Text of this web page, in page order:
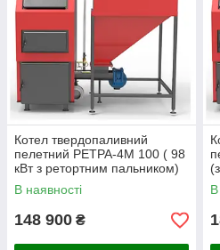
Котел твердопаливний
пелетний РЕТРА-4М 100 ( 98
кВт з ретортним пальником)
В наявності
148 900 ₴
В